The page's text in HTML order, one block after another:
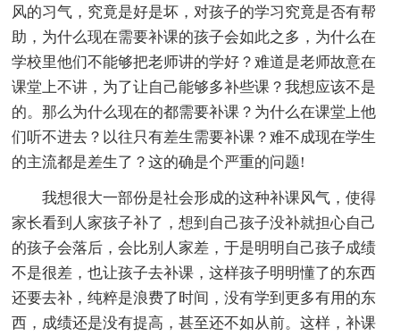
风的习气，究竟是好是坏，对孩子的学习究竟是否有帮
助，为什么现在需要补课的孩子会如此之多，为什么在
学校里他们不能够把老师讲的学好？难道是老师故意在
课堂上不讲，为了让自己能够多补些课？我想应该不是
的。那么为什么现在的都需要补课？为什么在课堂上他
们听不进去？以往只有差生需要补课？难不成现在学生
的主流都是差生了？这的确是个严重的问题!
我想很大一部份是社会形成的这种补课风气，使得
家长看到人家孩子补了，想到自己孩子没补就担心自己
的孩子会落后，会比别人家差，于是明明自己孩子成绩
不是很差，也让孩子去补课，这样孩子明明懂了的东西
还要去补，纯粹是浪费了时间，没有学到更多有用的东
西，成绩还是没有提高，甚至还不如从前。这样，补课